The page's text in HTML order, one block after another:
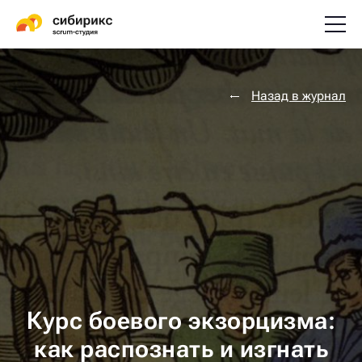
Назад в журнал
Курс боевого экзорцизма:
как распознать и изгнать